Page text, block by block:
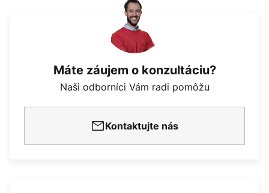
Máte záujem o konzultáciu?
Naši odborníci Vám radi pomôžu
Kontaktujte nás